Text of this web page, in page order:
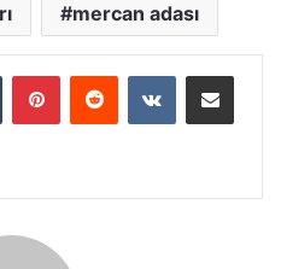
mercan adası
Tumblr PinterestReddit VKontakteE-Posta ile paylaş